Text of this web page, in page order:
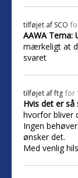
tilføjet af SCO
AAWA Tema:
mærkeligt at
svaret
tilføjet afftg for
Hvis det er
hvorfor bliver
Ingen
ønsker det.
Med venlig